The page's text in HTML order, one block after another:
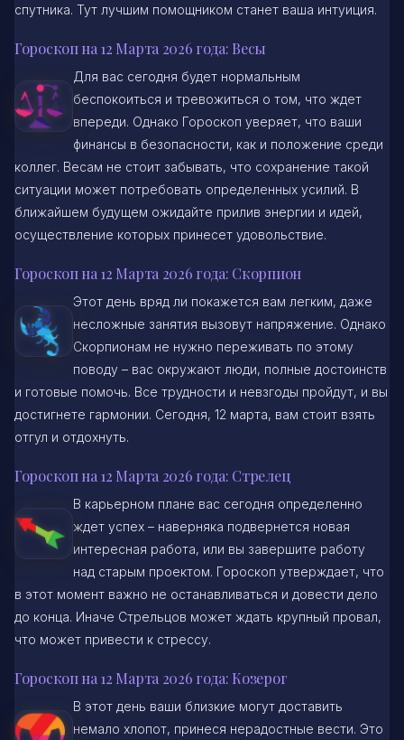
спутника. Тут лучшим помощником станет ваша интуиция.
Гороскоп на 12 Марта 2026 года: Весы
Для вас сегодня будет нормальным
беспокоиться и тревожиться о том, что ждет
впереди. Однако Гороскоп уверяет, что ваши
финансы в безопасности, как и положение среди
коллег. Весам не стоит забывать, что сохранение такой
ситуации может потребовать определенных усилий. В
ближайшем будущем ожидайте прилив энергии и идей,
осуществление которых принесет удовольствие.
Гороскоп на 12 Марта 2026 года: Скорпион
Этот день вряд ли покажется вам легким, даже
несложные занятия вызовут напряжение. Однако
Скорпионам не нужно переживать по этому
поводу – вас окружают люди, полные достоинств
и готовые помочь. Все трудности и невзгоды пройдут, и вы
достигнете гармонии. Сегодня, 12 марта, вам стоит взять
отгул и отдохнуть.
Гороскоп на 12 Марта 2026 года: Стрелец
В карьерном плане вас сегодня определенно
ждет успех – наверняка подвернется новая
интересная работа, или вы завершите работу
над старым проектом. Гороскоп утверждает, что
в этот момент важно не останавливаться и довести дело
до конца. Иначе Стрельцов может ждать крупный провал,
что может привести к стрессу.
Гороскоп на 12 Марта 2026 года: Козерог
В этот день ваши близкие могут доставить
немало хлопот, принеся нерадостные вести. Это